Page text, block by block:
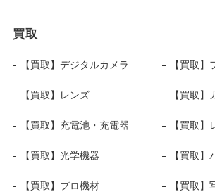
買取
【買取】デジタルカメラ 【買取】
【買取】レンズ 【買取
【買取】充電池・充電器 【買取
【買取】光学機器 【買取】
【買取】プロ機材 【買取】